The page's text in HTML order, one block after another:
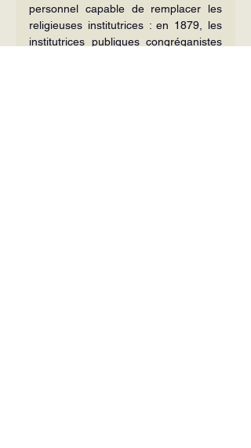
personnel capable de remplacer les
religieuses institutrices : en 1879, les
institutrices publiques congréganistes